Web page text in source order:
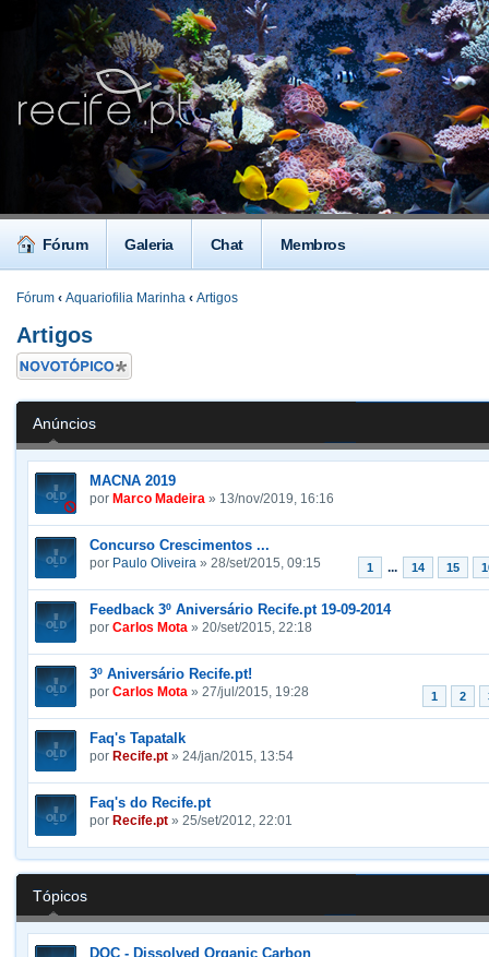
Fórum Galeria Chat Membros
Fórum ‹ Aquariofilia Marinha ‹ Artigos
Artigos
Criar um novo
Tópico
Anúncios
MACNA 2019
por Marco Madeira » 13/nov/2019, 16:16
Concurso Crescimentos ...
1 ... 14 15
por Paulo Oliveira » 28/set/2015, 09:15
Feedback 3º Aniversário Recife.pt 19-09-2014
por Carlos Mota » 20/set/2015, 22:18
3º Aniversário Recife.pt!
1 2
por Carlos Mota » 27/jul/2015, 19:28
Faq's Tapatalk
por Recife.pt » 24/jan/2015, 13:54
Faq's do Recife.pt
por Recife.pt » 25/set/2012, 22:01
Tópicos
DOC - Dissolved Organic Carbon